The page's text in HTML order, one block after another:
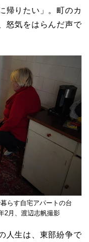
帰りたい」。町のカ
怒気をはらんだ声で
らす自宅アパートの台
2月、渡辺志帆撮影
人生は、東部紛争で